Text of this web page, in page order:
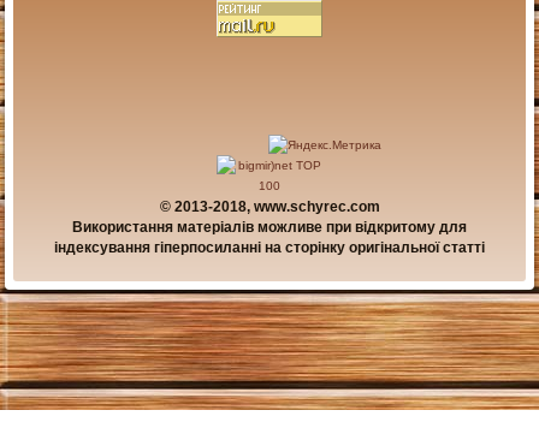
© 2013-2018, www.schyrec.com
Використання матеріалів можливе при відкритому для
індексування гіперпосиланні на сторінку оригінальної статті